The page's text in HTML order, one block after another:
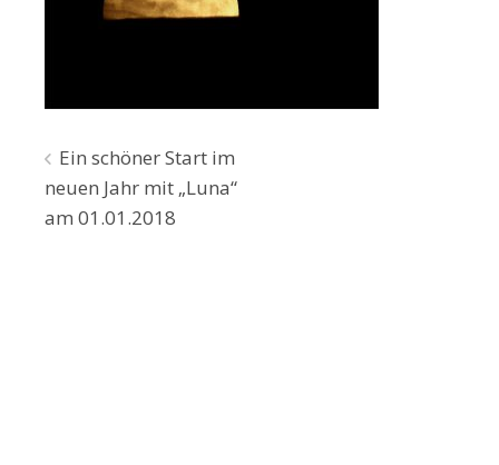
Beitragsnavigation
Ein schöner Start im
neuen Jahr mit „Luna“
am 01.01.2018